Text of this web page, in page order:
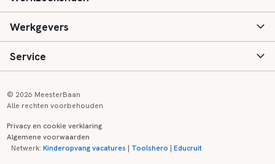
Speciaal (basis) onderwijs
Voortgezet onderwijs
Kinderopvang
Aanmelden
Vacatures
Zij-instroom informatie
Werkgevers
Inloggen
Registreren
Service
Onderwijs links
© 2026 MeesterBaan
Alle rechten voorbehouden
Privacy en cookie verklaring
Algemene voorwaarden
Netwerk:Kinderopvang vacatures | Toolshero |Educruit